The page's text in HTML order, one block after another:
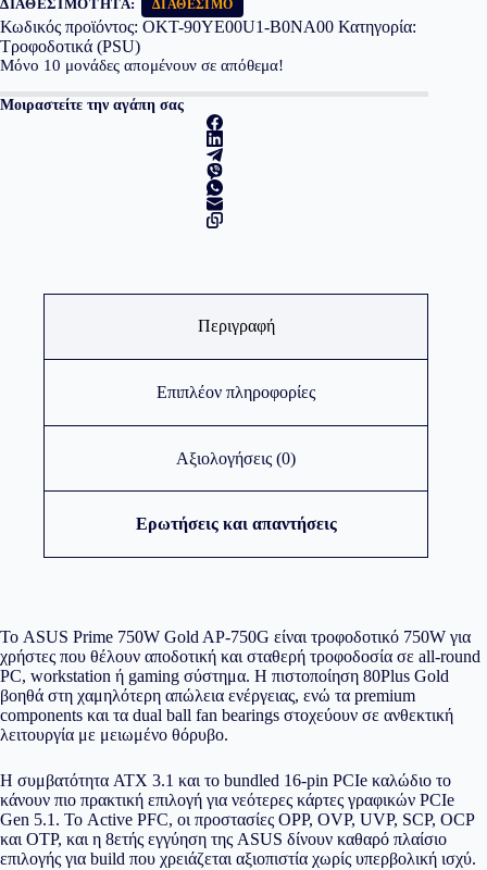
ποσότητα
ΔΙΑΘΕΣΙΜΌΤΗΤΑ: ΔΙΑΘΈΣΙΜΟ
Κωδικός προϊόντος: OKT-90YE00U1-B0NA00 Κατηγορία:
Τροφοδοτικά (PSU)
Μόνο 10 μονάδες απομένουν σε απόθεμα!
Μοιραστείτε την αγάπη σας
Περιγραφή
Επιπλέον πληροφορίες
Αξιολογήσεις (0)
Ερωτήσεις και απαντήσεις
Το ASUS Prime 750W Gold AP-750G είναι τροφοδοτικό 750W για
χρήστες που θέλουν αποδοτική και σταθερή τροφοδοσία σε all-round
PC, workstation ή gaming σύστημα. Η πιστοποίηση 80Plus Gold
βοηθά στη χαμηλότερη απώλεια ενέργειας, ενώ τα premium
components και τα dual ball fan bearings στοχεύουν σε ανθεκτική
λειτουργία με μειωμένο θόρυβο.
Η συμβατότητα ATX 3.1 και το bundled 16-pin PCIe καλώδιο το
κάνουν πιο πρακτική επιλογή για νεότερες κάρτες γραφικών PCIe
Gen 5.1. Το Active PFC, οι προστασίες OPP, OVP, UVP, SCP, OCP
και OTP, και η 8ετής εγγύηση της ASUS δίνουν καθαρό πλαίσιο
επιλογής για build που χρειάζεται αξιοπιστία χωρίς υπερβολική ισχύ.